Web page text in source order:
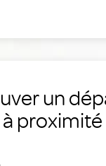
un
à proximité